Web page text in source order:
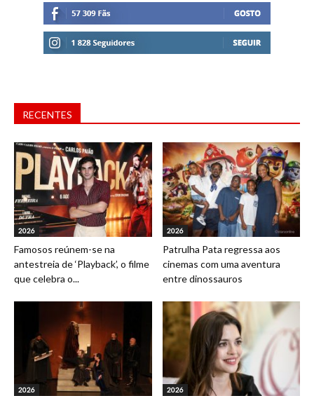
RECENTES
2026
Famosos reúnem-se na
antestreia de ‘Playback’, o filme
que celebra o...
2026
Patrulha Pata regressa aos
cinemas com uma aventura
entre dinossauros
2026 2026